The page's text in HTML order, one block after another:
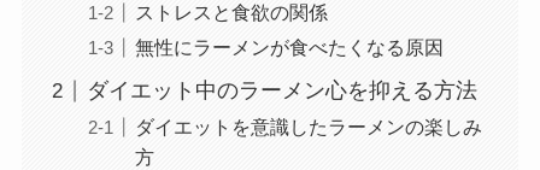
ストレスと食欲の関係
無性にラーメンが食べたくなる原因
ダイエット中のラーメン心を抑える方法
ダイエットを意識したラーメンの楽しみ
方